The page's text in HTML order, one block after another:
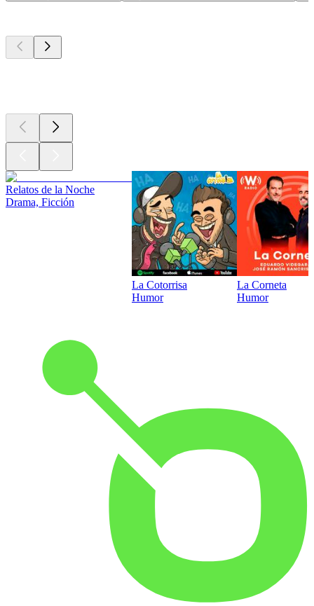
Relatos de la Noche
Drama, Ficción
La Cotorrisa
Humor
La Corneta
Humor